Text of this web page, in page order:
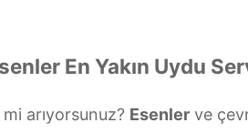
En Yakın Uydu
mi arıyorsunuz? Esenlerve